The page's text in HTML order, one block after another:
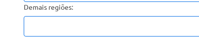
Demais regiões: